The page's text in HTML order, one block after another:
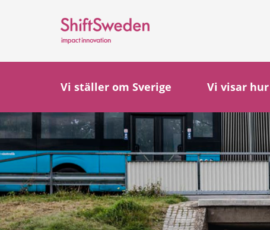
Vi ställer om Sverige Vi visar hur